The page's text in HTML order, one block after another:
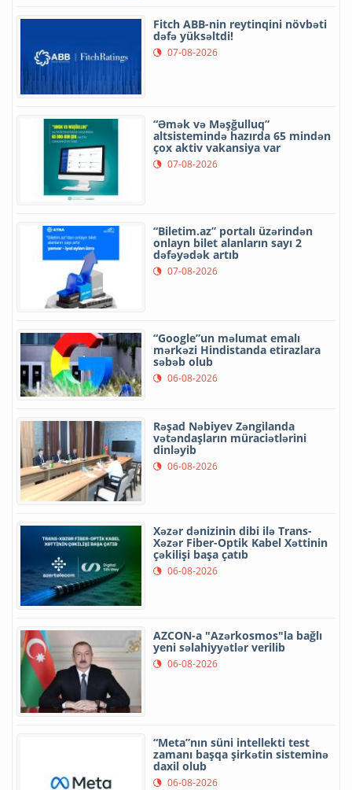
Fitch ABB-nin reytinqini növbəti
dəfə yüksəltdi!
07-08-2026
“Əmək və Məşğulluq”
altsistemində hazırda 65 mindən
çox aktiv vakansiya var
07-08-2026
“Biletim.az” portalı üzərindən
onlayn bilet alanların sayı 2
dəfəyədək artıb
07-08-2026
“Google”un məlumat emalı
mərkəzi Hindistanda etirazlara
səbəb olub
06-08-2026
Rəşad Nəbiyev Zəngilanda
vətəndaşların müraciətlərini
dinləyib
06-08-2026
Xəzər dənizinin dibi ilə Trans-
Xəzər Fiber-Optik Kabel Xəttinin
çəkilişi başa çatıb
06-08-2026
AZCON-a "Azərkosmos"la bağlı
yeni səlahiyyətlər verilib
06-08-2026
“Meta”nın süni intellekti test
zamanı başqa şirkətin sisteminə
daxil olub
06-08-2026